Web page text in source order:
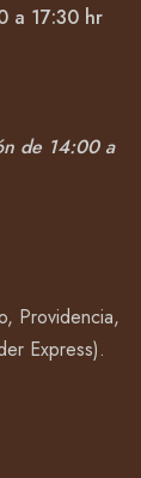
a 17:30 hr
de 14:00 a
Providencia,
Express).